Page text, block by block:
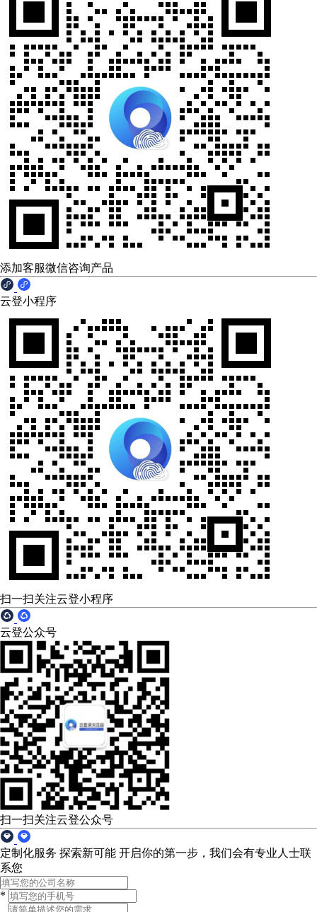
添加客服微信咨询产品
云登小程序
扫一扫关注云登小程序
云登公众号
扫一扫关注云登公众号
定制化服务 探索新可能 开启你的第一步，我们会有专业人士联
系您
*